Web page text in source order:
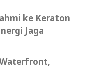
ke Keraton
Jaga